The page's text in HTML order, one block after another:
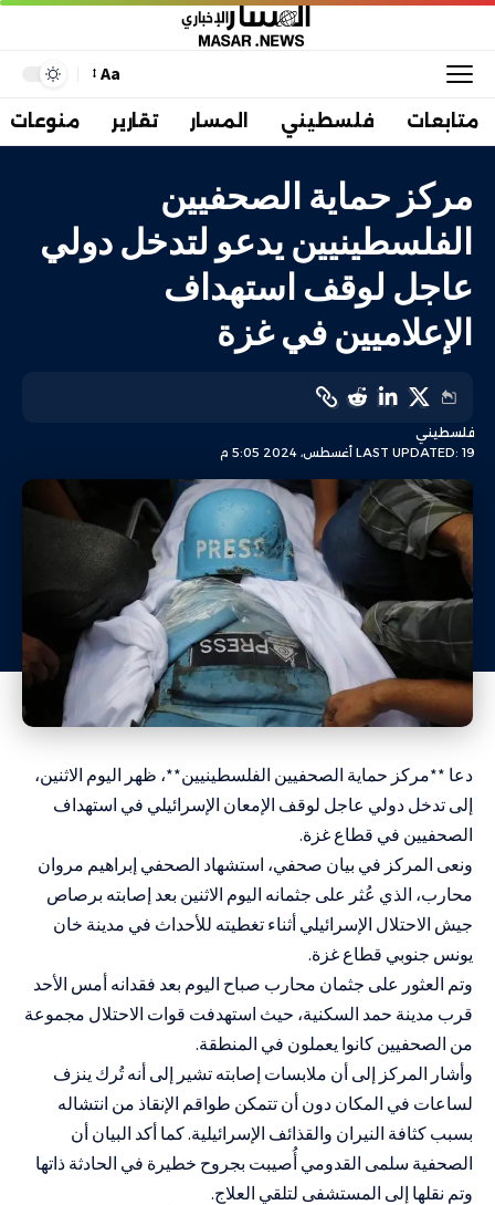
Aa
متابعات فلسطيني المسار تقارير منوعات
مركز حماية الصحفيين
الفلسطينيين يدعو لتدخل دولي
عاجل لوقف استهداف
الإعلاميين في غزة
LAST UPDATED: 19 أغسطس، 2024 5:05 م
فلسطيني
دعا **مركز حماية الصحفيين الفلسطينيين**، ظهر اليوم الاثنين،
إلى تدخل دولي عاجل لوقف الإمعان الإسرائيلي في استهداف
الصحفيين في قطاع غزة.
ونعى المركز في بيان صحفي، استشهاد الصحفي إبراهيم مروان
محارب، الذي عُثر على جثمانه اليوم الاثنين بعد إصابته برصاص
جيش الاحتلال الإسرائيلي أثناء تغطيته للأحداث في مدينة خان
يونس جنوبي قطاع غزة.
وتم العثور على جثمان محارب صباح اليوم بعد فقدانه أمس الأحد
قرب مدينة حمد السكنية، حيث استهدفت قوات الاحتلال مجموعة
من الصحفيين كانوا يعملون في المنطقة.
وأشار المركز إلى أن ملابسات إصابته تشير إلى أنه تُرك ينزف
لساعات في المكان دون أن تتمكن طواقم الإنقاذ من انتشاله
بسبب كثافة النيران والقذائف الإسرائيلية. كما أكد البيان أن
الصحفية سلمى القدومي أُصيبت بجروح خطيرة في الحادثة ذاتها
وتم نقلها إلى المستشفى لتلقي العلاج.